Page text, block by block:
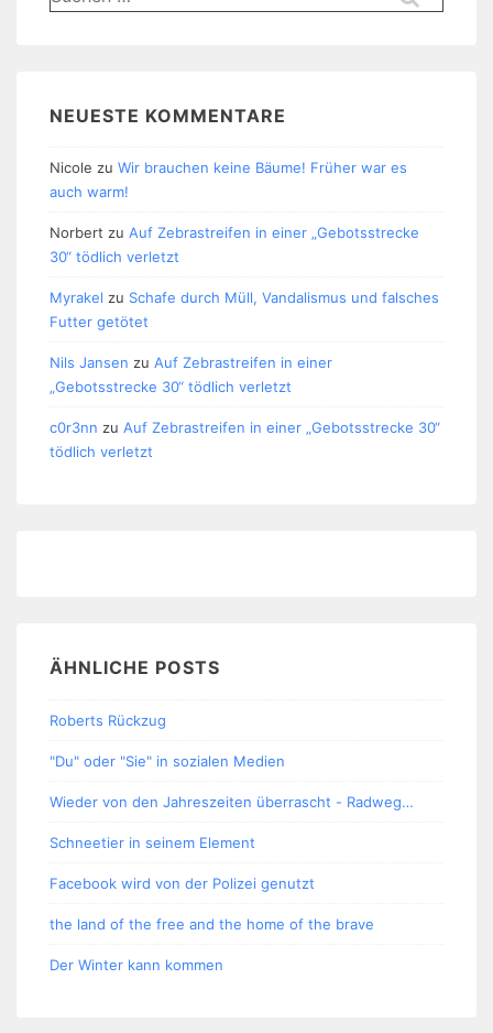
nach:
NEUESTE KOMMENTARE
Nicole zu Wir brauchen keine Bäume! Früher war es
auch warm!
Norbert zu Auf Zebrastreifen in einer „Gebotsstrecke
30“ tödlich verletzt
Myrakel zu Schafe durch Müll, Vandalismus und falsches
Futter getötet
Nils Jansen zu Auf Zebrastreifen in einer
„Gebotsstrecke 30“ tödlich verletzt
c0r3nn zu Auf Zebrastreifen in einer „Gebotsstrecke 30“
tödlich verletzt
ÄHNLICHE POSTS
Roberts Rückzug
"Du" oder "Sie" in sozialen Medien
Wieder von den Jahreszeiten überrascht - Radweg…
Schneetier in seinem Element
Facebook wird von der Polizei genutzt
the land of the free and the home of the brave
Der Winter kann kommen